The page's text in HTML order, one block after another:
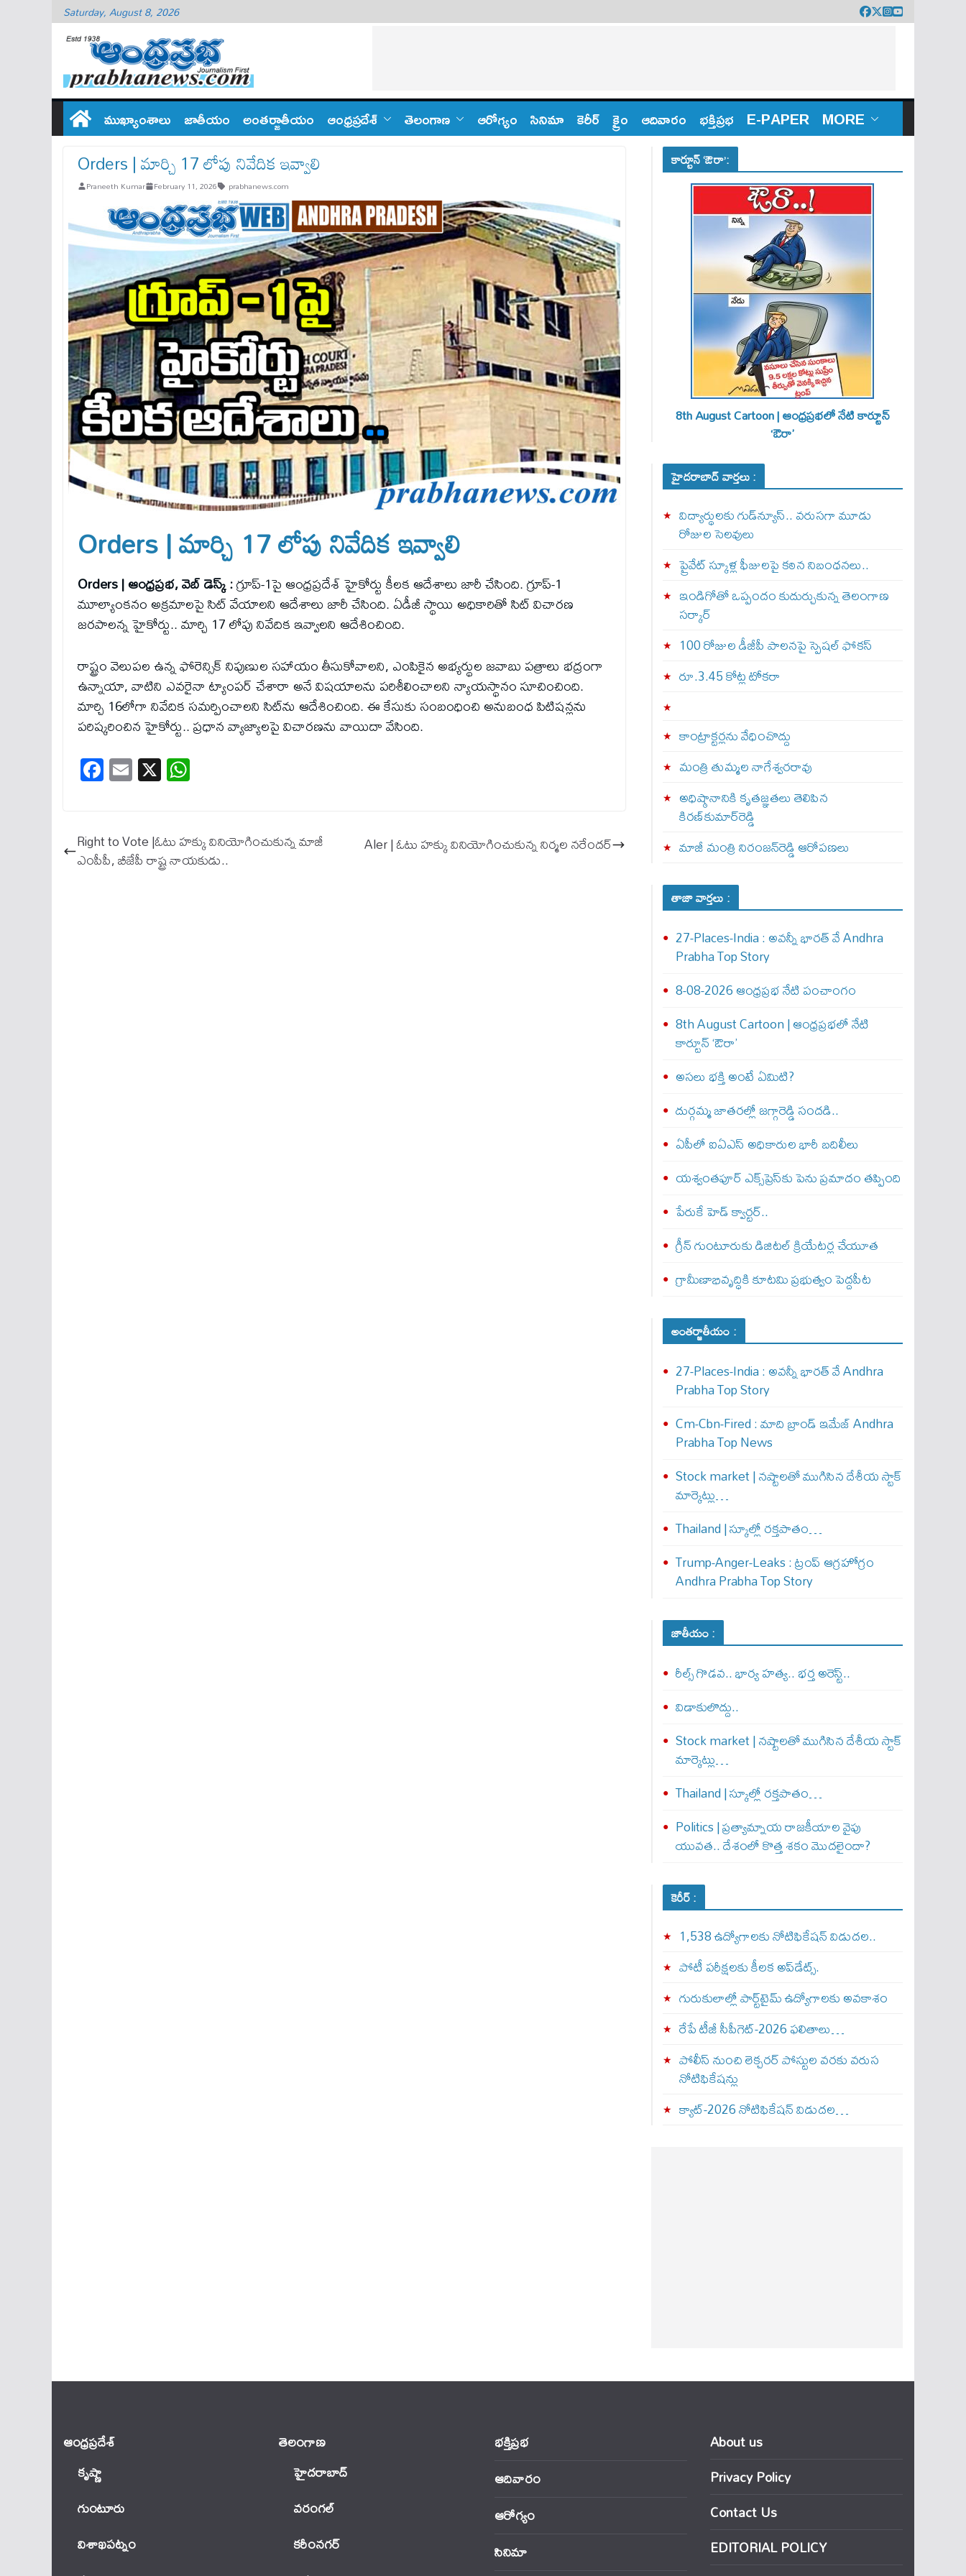
Saturday, August 8, 2026
ముఖ్యాంశాలు జాతీయం అంతర్జాతీయం ఆంధ్ర‌ప్ర‌దేశ్ తెలంగాణ‌ ఆరోగ్యం సినిమా కెరీర్ క్రైం ఆదివారం భక్తిప్రభ E-PAPER MORE
Orders | మార్చి 17 లోపు నివేదిక ఇవ్వాలి
Praneeth Kumar February 11, 2026 prabhanews.com
Orders | మార్చి 17 లోపు నివేదిక ఇవ్వాలి
Orders | ఆంధ్రప్రభ, వెబ్ డెస్క్ :గ్రూప్-1పై ఆంధ్రప్రదేశ్ హైకోర్టు కీలక ఆదేశాలు జారీ చేసింది. గ్రూప్-1
మూల్యాంకనం అక్రమాలపై సిట్ వేయాలని ఆదేశాలు జారీ చేసింది. ఏడీజీ స్థాయి అధికారితో సిట్ విచారణ
జరపాలన్న హైకోర్టు.. మార్చి 17 లోపు నివేదిక ఇవ్వాలని ఆదేశించింది.
రాష్ట్రం వెలుపల ఉన్న ఫోరెన్సిక్ నిపుణుల సహాయం తీసుకోవాలని, ఎంపికైన అభ్యర్థుల జవాబు పత్రాలు భద్రంగా
ఉన్నాయా, వాటిని ఎవరైనా ట్యాంపర్ చేశారా అనే విషయాలను పరిశీలించాలని న్యాయస్థానం సూచించింది.
మార్చి 16లోగా నివేదిక సమర్పించాలని సిట్‌ను ఆదేశించింది. ఈ కేసుకు సంబంధించి అనుబంధ పిటిషన్లను
పరిష్కరించిన హైకోర్టు.. ప్రధాన వ్యాజ్యాలపై విచారణను వాయిదా వేసింది.
Fa
ce
ok
E
m
X
A
pp
Right to Vote |ఓటు హక్కు వినియోగించుకున్న మాజీ
ఎంపీపీ, బీజేపీ రాష్ట్ర నాయకుడు..
Aler | ఓటు హక్కు వినియోగించుకున్న నిర్మల నరేందర్
కార్టూన్ ‘ఔరా’:
8th August Cartoon | ఆంధ్రప్రభలో నేటి కార్టూన్
‘ఔరా’
హైదరాబాద్ వార్తలు :
విద్యార్థులకు గుడ్‌న్యూస్.. వరుసగా మూడు
రోజుల సెలవులు
ప్రైవేట్ స్కూళ్ల ఫీజులపై కఠిన నిబంధనలు..
ఇండిగోతో ఒప్పందం కుదుర్చుకున్న తెలంగాణ
స‌ర్కార్
100 రోజుల డీజీపీ పాలనపై స్పెషల్ ఫోకస్
రూ.3.45 కోట్ల టోకరా
కాంట్రాక్టర్లను వేధించొద్దు
మంత్రి తుమ్మల నాగేశ్వరరావు
అధిష్ఠానానికి కృతజ్ఞతలు తెలిపిన
కిరణ్‌కుమార్‌రెడ్డి
మాజీ మంత్రి నిరంజన్‌రెడ్డి ఆరోపణలు
తాజా వార్తలు :
27-Places-India : అవ‌న్నీ భార‌త్ వే Andhra
Prabha Top Story
8-08-2026 ఆంధ్రప్రభ నేటి పంచాంగం
8th August Cartoon | ఆంధ్రప్రభలో నేటి
కార్టూన్ ‘ఔరా’
అసలు భక్తి అంటే ఏమిటి?
దుర్గమ్మ జాతరల్లో జగ్గారెడ్డి సందడి..
ఏపీలో ఐఏఎస్ అధికారుల భారీ బదిలీలు
యశ్వంతపూర్ ఎక్స్‌ప్రెస్‌కు పెను ప్రమాదం తప్పింది
పేరుకే హెడ్ క్వార్టర్..
గ్రీన్ గుంటూరుకు డిజిటల్ క్రియేటర్ల చేయూత
గ్రామీణాభివృద్ధికి కూటమి ప్రభుత్వం పెద్దపీట
అంతర్జాతీయం :
27-Places-India : అవ‌న్నీ భార‌త్ వే Andhra
Prabha Top Story
Cm-Cbn-Fired : మాది బ్రాండ్ ఇమేజ్ Andhra
Prabha Top News
Stock market | నష్టాలతో ముగిసిన దేశీయ స్టాక్
మార్కెట్లు…
Thailand | స్కూల్లో రక్తపాతం…
Trump-Anger-Leaks : ట్రంప్ ఆగ్ర‌హోగ్రం
Andhra Prabha Top Story
జాతీయం :
రీల్స్ గొడవ.. భార్య హత్య.. భర్త అరెస్ట్..
విడాకులొద్దు..
Stock market | నష్టాలతో ముగిసిన దేశీయ స్టాక్
మార్కెట్లు…
Thailand | స్కూల్లో రక్తపాతం…
Politics | ప్రత్యామ్నాయ రాజకీయాల వైపు
యువత.. దేశంలో కొత్త శకం మొదలైందా?
కెరీర్ :
1,538 ఉద్యోగాలకు నోటిఫికేషన్ విడుదల..
పోటీ పరీక్షలకు కీలక అప్‌డేట్స్.
గురుకులాల్లో పార్ట్‌టైమ్ ఉద్యోగాలకు అవకాశం
రేపే టీజీ సీపీగెట్‌-2026 ఫలితాలు…
పోలీస్ నుంచి లెక్చరర్ పోస్టుల వరకు వరుస
నోటిఫికేషన్లు
క్యాట్-2026 నోటిఫికేషన్ విడుదల…
ఆంధ్ర‌ప్ర‌దేశ్
కృష్ణా
గుంటూరు
విశాఖపట్నం
తెలంగాణ‌
హైదరాబాద్
వ‌రంగ‌ల్
కరీంనగర్
భక్తిప్రభ
ఆదివారం
ఆరోగ్యం
సినిమా
About us
Privacy Policy
Contact Us
EDITORIAL POLICY